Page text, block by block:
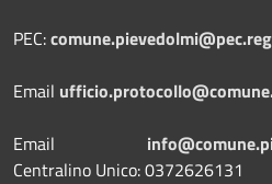
PEC:
Email
Email
Centralino Unico: 0372626131